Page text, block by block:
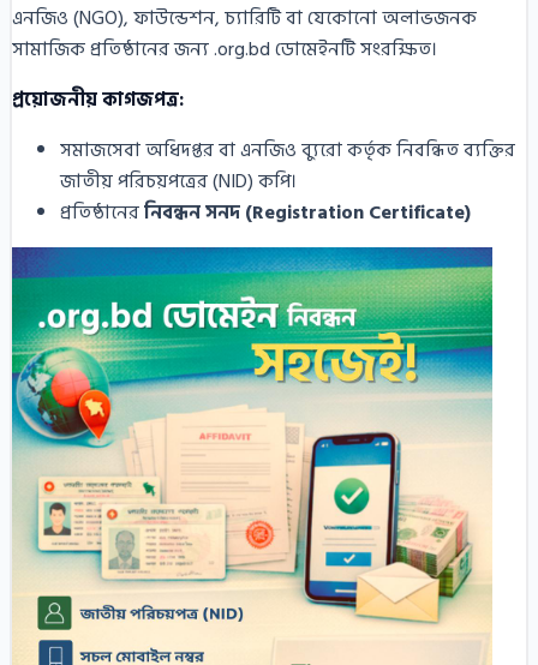
এনজিও (NGO), ফাউন্ডেশন, চ্যারিটি বা যেকোনো অলাভজনক
সামাজিক প্রতিষ্ঠানের জন্য .org.bd ডোমেইনটি সংরক্ষিত।
প্রয়োজনীয় কাগজপত্র:
সমাজসেবা অধিদপ্তর বা এনজিও ব্যুরো কর্তৃক নিবন্ধিত ব্যক্তির
জাতীয় পরিচয়পত্রের (NID) কপি।
প্রতিষ্ঠানেরনিবন্ধন সনদ (Registration Certificate)